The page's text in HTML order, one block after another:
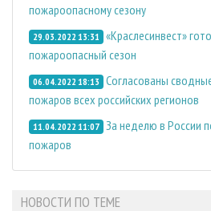
пожароопасному сезону
29.03.2022 13:31 «Краслесинвест»
пожароопасный сезон
06.04.2022 18:13 Согласованы
пожаров всех российских регионов
11.04.2022 11:07 За неделю в России
пожаров
НОВОСТИ ПО ТЕМЕ